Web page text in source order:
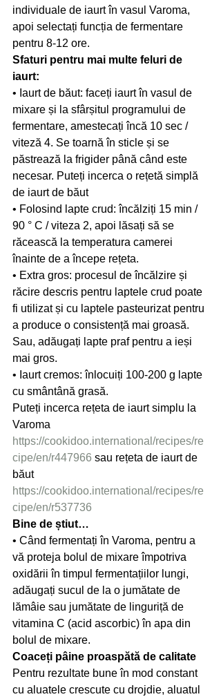
individuale de iaurt în vasul Varoma,
apoi selectați funcția de fermentare
pentru 8-12 ore.
Sfaturi pentru mai multe feluri de
iaurt:
• Iaurt de băut: faceți iaurt în vasul de
mixare și la sfârșitul programului de
fermentare, amestecați încă 10 sec /
viteză 4. Se toarnă în sticle și se
păstrează la frigider până când este
necesar. Puteți incerca o rețetă simplă
de iaurt de băut
• Folosind lapte crud: încălziți 15 min /
90 ° C / viteza 2, apoi lăsați să se
răcească la temperatura camerei
înainte de a începe rețeta.
• Extra gros: procesul de încălzire și
răcire descris pentru laptele crud poate
fi utilizat și cu laptele pasteurizat pentru
a produce o consistență mai groasă.
Sau, adăugați lapte praf pentru a ieși
mai gros.
• Iaurt cremos: înlocuiți 100-200 g lapte
cu smântână grasă.
Puteți incerca rețeta de iaurt simplu la
Varoma
https://cookidoo.international/recipes/re
cipe/en/r447966 sau rețeta de iaurt de
băut
https://cookidoo.international/recipes/re
cipe/en/r537736
Bine de știut…
• Când fermentați în Varoma, pentru a
vă proteja bolul de mixare împotriva
oxidării în timpul fermentațiilor lungi,
adăugați sucul de la o jumătate de
lămâie sau jumătate de linguriță de
vitamina C (acid ascorbic) în apa din
bolul de mixare.
Coaceți pâine proaspătă de calitate
Pentru rezultate bune în mod constant
cu aluatele crescute cu drojdie, aluatul